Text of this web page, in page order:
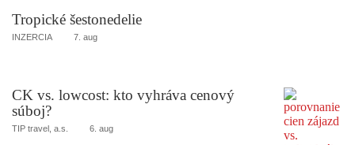
Tropické šestonedelie
INZERCIA 7. aug
CK vs. lowcost: kto vyhráva cenový
súboj?
TIP travel, a.s. 6. aug